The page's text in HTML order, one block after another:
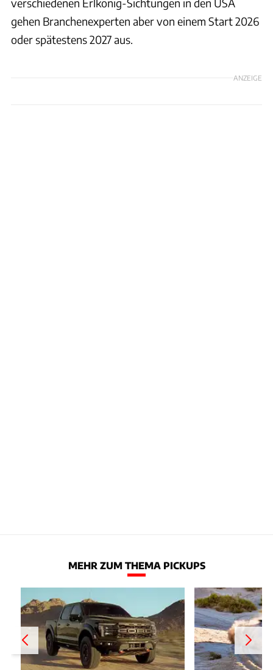
gehen Branchenexperten aber von einem Start 2026
oder spätestens 2027 aus.
ANZEIGE
MEHR ZUM THEMA PICKUPS